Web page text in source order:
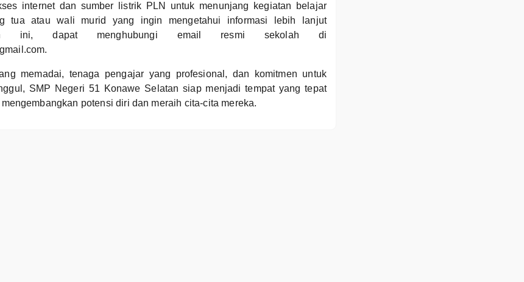
internet dan sumber listrik PLN untuk menunjang kegiatan belajar
tua atau wali murid yang ingin mengetahui informasi lebih lanjut
ini, dapat menghubungi email resmi sekolah di
memadai, tenaga pengajar yang profesional, dan komitmen untuk
SMP Negeri 51 Konawe Selatan siap menjadi tempat yang tepat
potensi diri dan meraih cita-cita mereka.